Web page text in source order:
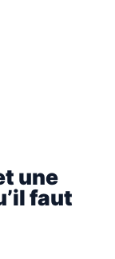
une
faut